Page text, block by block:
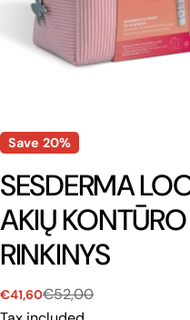
Save 20%
SESDERMA
AKIŲ KONTŪRO
RINKINYS
Sale
price
€41,60
Regular
price
€52,00